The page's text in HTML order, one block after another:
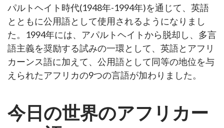
パルトヘイト時代(1948年-1994年)を通じて、英語
とともに公用語として使用されるようになりまし
た。1994年には、アパルトヘイトから脱却し、多言
語主義を奨励する試みの一環として、英語とアフリ
カーンス語に加えて、公用語として同等の地位を与
えられたアフリカの9つの言語が加わりました。
今日の世界のアフリカー